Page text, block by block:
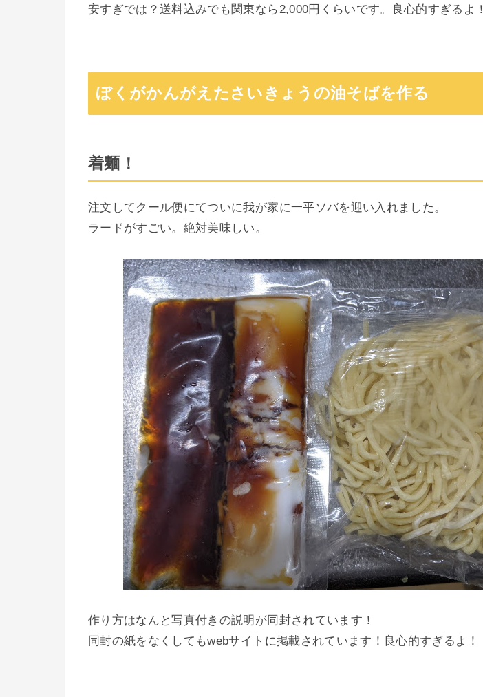
安すぎでは？送料込みでも関東なら2,000円くらいです。良心的すぎるよ！
ぼくがかんがえたさいきょうの油そばを作る
着麺！
注文してクール便にてついに我が家に一平ソバを迎い入れました。
ラードがすごい。絶対美味しい。
作り方はなんと写真付きの説明が同封されています！
同封の紙をなくしてもwebサイトに掲載されています！良心的すぎるよ！